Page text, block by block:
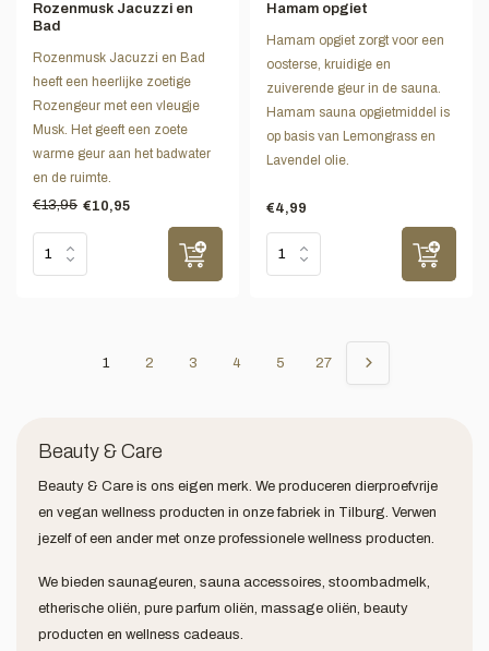
Rozenmusk Jacuzzi en
Bad
Rozenmusk Jacuzzi en Bad
heeft een heerlijke zoetige
Rozengeur met een vleugje
Musk. Het geeft een zoete
warme geur aan het badwater
en de ruimte.
€13,95 €10,95
Hamam opgiet
Hamam opgiet zorgt voor een
oosterse, kruidige en
zuiverende geur in de sauna.
Hamam sauna opgietmiddel is
op basis van Lemongrass en
Lavendel olie.
€4,99
1 2 3 4 5 27
Beauty & Care
Beauty & Care is ons eigen merk. We produceren dierproefvrije
en vegan wellness producten in onze fabriek in Tilburg. Verwen
jezelf of een ander met onze professionele wellness producten.
We bieden saunageuren, sauna accessoires, stoombadmelk,
etherische oliën, pure parfum oliën, massage oliën, beauty
producten en wellness cadeaus.